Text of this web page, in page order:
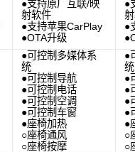
●支持原厂互联/映
射软件
●支持苹果CarPlay
●OTA升级
●
●
●可控制多媒体系
统
●可控制导航
●可控制电话
●可控制空调
●可控制车窗
●座椅加热
○座椅通风
○座椅按摩
●
统
●
●
●
●
●
○
○